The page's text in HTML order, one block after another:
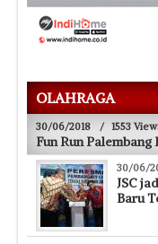
OLAHRAGA
30/06/2018 / 1553
Fun Run Palembang
30/06/
JSC
Baru